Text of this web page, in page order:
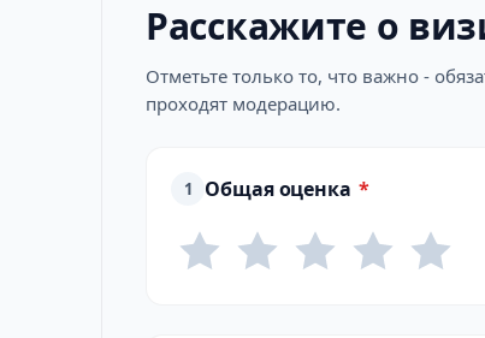
Расскажите о
Отметьте только то, что важно -
проходят модерацию.
1 Общая оценка *